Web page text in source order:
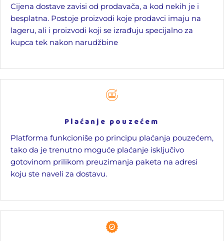
Cijena dostave zavisi od prodavača, a kod nekih je i
besplatna. Postoje proizvodi koje prodavci imaju na
lageru, ali i proizvodi koji se izrađuju specijalno za
kupca tek nakon narudžbine
Plaćanje pouzećem
Platforma funkcioniše po principu plaćanja pouzećem,
tako da je trenutno moguće plaćanje isključivo
gotovinom prilikom preuzimanja paketa na adresi
koju ste naveli za dostavu.